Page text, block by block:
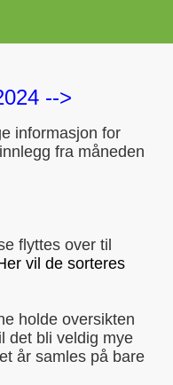
-->
informasjon for
fra måneden
flyttes over til
vil de sorteres
holde oversikten
det bli veldig mye
år samles på bare